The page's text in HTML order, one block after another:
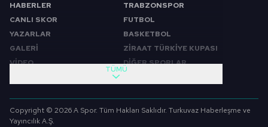
HABERLER
CANLI SKOR
YAZARLAR
GALERİ
VİDEO
TRABZONSPOR
FUTBOL
BASKETBOL
ZİRAAT TÜRKİYE KUPASI
DİĞER SPORLAR
SABAH SPORU
SPOR GÜNDEMİ
FUTBOL
TÜMÜ
Copyright © 2026 A Spor. Tüm Hakları Saklıdır. Turkuvaz Haberleşme ve
Yayıncılık A.Ş.